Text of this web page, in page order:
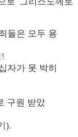
들은 모두 용
자가 못 박히
구원 받았
).